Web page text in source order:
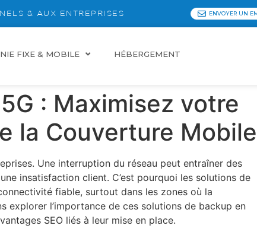
& AUX ENTREPRISES ENVOYER UN
FIXE & MOBILE HÉBERGEMENT
: Maximisez votre
la Couverture Mobile
Une interruption du réseau peut entraîner des
insatisfaction client. C’est pourquoi les solutions de
fiable, surtout dans les zones où la
l’importance de ces solutions de backup en
SEO liés à leur mise en place.